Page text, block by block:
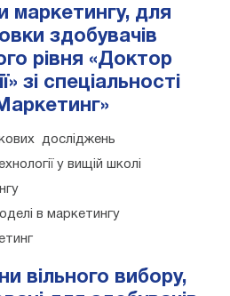
маркетингу, для
здобувачів
рівня «Доктор
зі спеціальності
досліджень
у вищій школі
в маркетингу
вільного вибору,